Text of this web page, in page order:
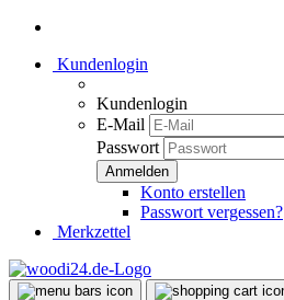
Kundenlogin
Kundenlogin
E-Mail
Passwort
Konto erstellen
Passwort vergessen?
Merkzettel